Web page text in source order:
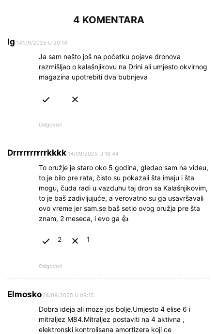
4 KOMENTARA
Ig 14/09/2025 U 20:14
Ja sam nešto još na početku pojave dronova
razmišljao o kalašnjikovu na Drini ali umjesto okvirnog
magazina upotrebiti dva bubnjeva
Odgovori
Drrrrrrrrrrkkkk 14/09/2025 U 18:44
To oružje je staro oko 5 godina, gledao sam na videu,
to.je bilo pre rata, čisto su pokazali šta imaju i šta
mogu, čuda radi u vazduhu taj dron sa Kalašnjikovim,
to je baš zadivljujuće, a verovatno su ga usavršavali
ovo vreme jer sam.se baš setio ovog oružja pre šta
znam, 2 meseca, i evo ga 👍
2 1
Odgovori
Elmosko 14/09/2025 U 09:15
Dobra ideja ali moze jos bolje.Umjesto 4 elise 6 i
mitraljez M84.Mitraljez postaviti na 4 aktivna ,
elektronski kontrolisana amortizera koji ce